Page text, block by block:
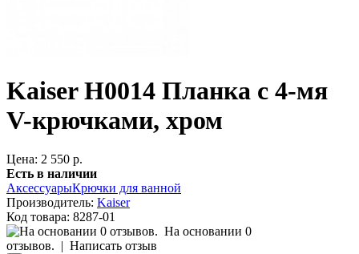
Kaiser H0014 Планка с 4-мя
V-крючками, хром
Цена: 2 550 р.
Есть в наличии
АксессуарыКрючки для ванной
Производитель: Kaiser
Код товара: 8287-01
На основании 0
отзывов. | Написать отзыв